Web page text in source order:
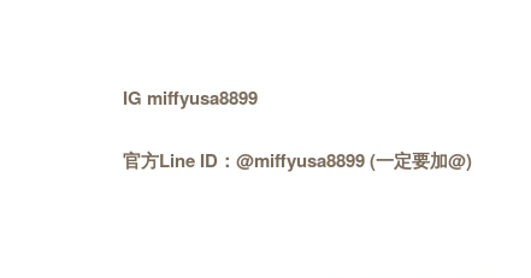
IG miffyusa8899
官方Line ID：@miffyusa8899 (一定要加@)